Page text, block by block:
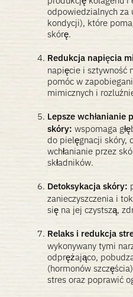
odpowiedzialnych za
kondycji), które
skórę.
Redukcja napięcia
napięcie i sztywność
pomóc w
mimicznych i
Lepsze wchłanianie
skóry: wspomaga
do pielęgnacji skóry,
wchłanianie przez
składników.
Detoksykacja skóry:
zanieczyszczenia i
się na jej czystszą,
Relaks i redukcja
wykonywany tymi
odprężająco,
(hormonów
stres oraz poprawić